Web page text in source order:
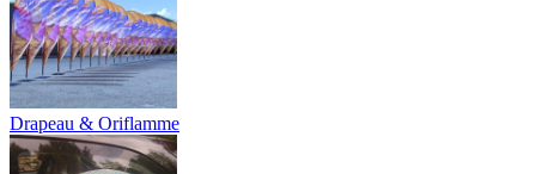
Drapeau & Oriflamme